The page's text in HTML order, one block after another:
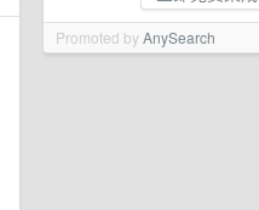
Promoted byAnySearch